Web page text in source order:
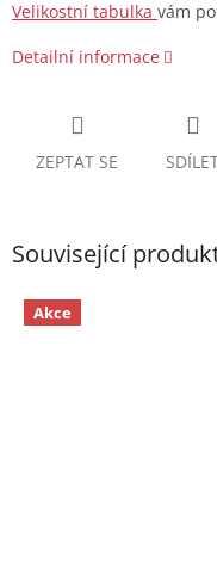
Velikostní tabulka vám
Detailní informace
ZEPTAT SE
Související
Akce